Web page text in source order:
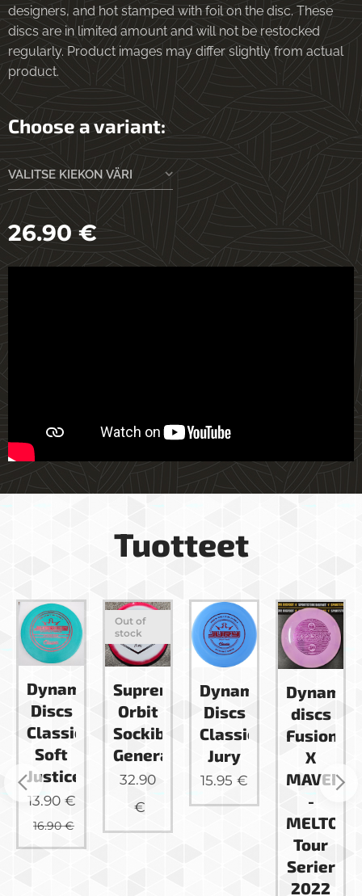
designers, and hot stamped with foil on the disc. These
discs are in limited amount and will not be restocked
regularly. Product images may differ slightly from actual
product.
Choose a variant:
VALITSE KIEKON VÄRI
26.90€
Tuotteet
Dynamic
Discs
Classic
Soft
Justice
13.90€
16.90€
Supreme
Orbit
Sockibomb
General
Out of
stock
32.90
€
Dynamic
Discs
Classic
Jury
15.95 €
Dynamic
discs
Fusion-
X
-
MELTON
Tour
Serier
2022